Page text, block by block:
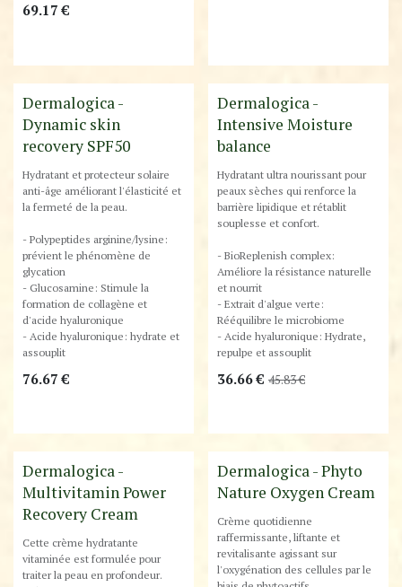
69.17 €
Dermalogica -
Dynamic skin
recovery SPF50
Hydratant et protecteur solaire
anti-âge améliorant l'élasticité et
la fermeté de la peau.
- Polypeptides arginine/lysine:
prévient le phénomène de
glycation
- Glucosamine: Stimule la
formation de collagène et
d'acide hyaluronique
- Acide hyaluronique: hydrate et
assouplit
76.67 €
Destockage
Dermalogica -
Intensive Moisture
balance
Hydratant ultra nourissant pour
peaux sèches qui renforce la
barrière lipidique et rétablit
souplesse et confort.
- BioReplenish complex:
Améliore la résistance naturelle
et nourrit
- Extrait d'algue verte:
Rééquilibre le microbiome
- Acide hyaluronique: Hydrate,
repulpe et assouplit
36.66€ 45.83€
Dermalogica -
Multivitamin Power
Recovery Cream
Cette crème hydratante
vitaminée est formulée pour
traiter la peau en profondeur.
Dermalogica - Phyto
Nature Oxygen Cream
Crème quotidienne
raffermissante, liftante et
revitalisante agissant sur
l'oxygénation des cellules par le